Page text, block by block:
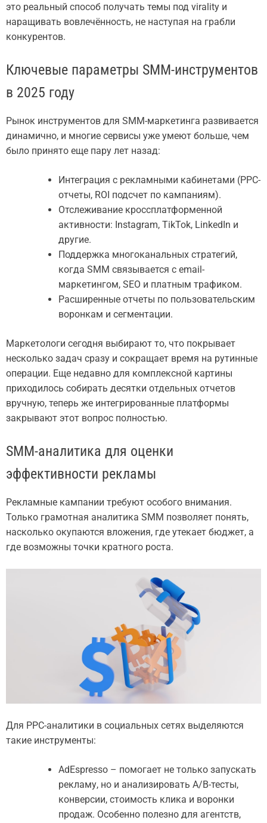
это реальный способ получать темы под virality и
наращивать вовлечённость, не наступая на грабли
конкурентов.
Ключевые параметры SMM-инструментов
в 2025 году
Рынок инструментов для SMM-маркетинга развивается
динамично, и многие сервисы уже умеют больше, чем
было принято еще пару лет назад:
Интеграция с рекламными кабинетами (PPC-
отчеты, ROI подсчет по кампаниям).
Отслеживание кроссплатформенной
активности: Instagram, TikTok, LinkedIn и
другие.
Поддержка многоканальных стратегий,
когда SMM связывается с email-
маркетингом, SEO и платным трафиком.
Расширенные отчеты по пользовательским
воронкам и сегментации.
Маркетологи сегодня выбирают то, что покрывает
несколько задач сразу и сокращает время на рутинные
операции. Еще недавно для комплексной картины
приходилось собирать десятки отдельных отчетов
вручную, теперь же интегрированные платформы
закрывают этот вопрос полностью.
SMM-аналитика для оценки
эффективности рекламы
Рекламные кампании требуют особого внимания.
Только грамотная аналитика SMM позволяет понять,
насколько окупаются вложения, где утекает бюджет, а
где возможны точки кратного роста.
Для PPC-аналитики в социальных сетях выделяются
такие инструменты:
AdEspresso – помогает не только запускать
рекламу, но и анализировать A/B-тесты,
конверсии, стоимость клика и воронки
продаж. Особенно полезно для агентств,